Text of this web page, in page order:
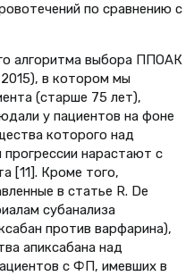
по сравнению с
алгоритма выбора ППОАК
в котором мы
(старше 75 лет),
у пациентов на фоне
которого над
нарастают с
[11]. Кроме того,
в статье R. De
субанализа
против варфарина),
апиксабана над
с ФП, имевших в